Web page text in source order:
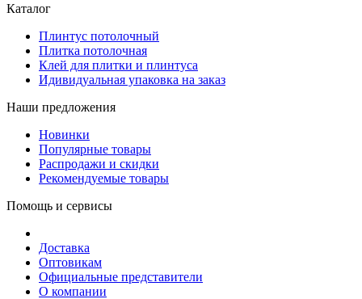
Каталог
Плинтус потолочный
Плитка потолочная
Клей для плитки и плинтуса
Идивидуальная упаковка на заказ
Наши предложения
Новинки
Популярные товары
Распродажи и скидки
Рекомендуемые товары
Помощь и сервисы
Доставка
Оптовикам
Официальные представители
О компании